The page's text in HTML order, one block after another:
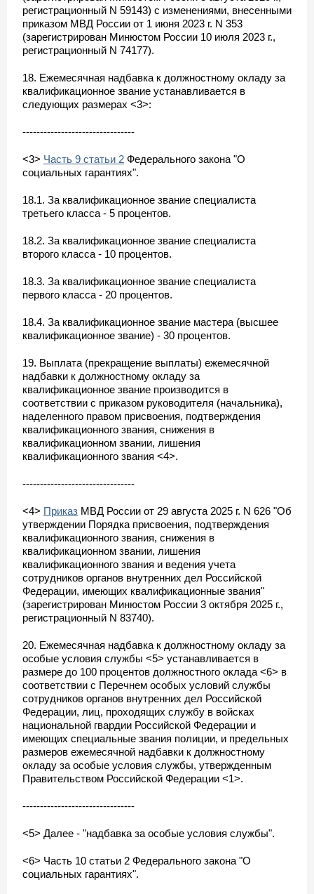
регистрационный N 59143) с изменениями, внесенными
приказом МВД России от 1 июня 2023 г. N 353
(зарегистрирован Минюстом России 10 июля 2023 г.,
регистрационный N 74177).
18. Ежемесячная надбавка к должностному окладу за
квалификационное звание устанавливается в
следующих размерах <3>:
--------------------------------
<3> Часть 9 статьи 2 Федерального закона "О
социальных гарантиях".
18.1. За квалификационное звание специалиста
третьего класса - 5 процентов.
18.2. За квалификационное звание специалиста
второго класса - 10 процентов.
18.3. За квалификационное звание специалиста
первого класса - 20 процентов.
18.4. За квалификационное звание мастера (высшее
квалификационное звание) - 30 процентов.
19. Выплата (прекращение выплаты) ежемесячной
надбавки к должностному окладу за
квалификационное звание производится в
соответствии с приказом руководителя (начальника),
наделенного правом присвоения, подтверждения
квалификационного звания, снижения в
квалификационном звании, лишения
квалификационного звания <4>.
--------------------------------
<4> Приказ МВД России от 29 августа 2025 г. N 626 "Об
утверждении Порядка присвоения, подтверждения
квалификационного звания, снижения в
квалификационном звании, лишения
квалификационного звания и ведения учета
сотрудников органов внутренних дел Российской
Федерации, имеющих квалификационные звания"
(зарегистрирован Минюстом России 3 октября 2025 г.,
регистрационный N 83740).
20. Ежемесячная надбавка к должностному окладу за
особые условия службы <5> устанавливается в
размере до 100 процентов должностного оклада <6> в
соответствии с Перечнем особых условий службы
сотрудников органов внутренних дел Российской
Федерации, лиц, проходящих службу в войсках
национальной гвардии Российской Федерации и
имеющих специальные звания полиции, и предельных
размеров ежемесячной надбавки к должностному
окладу за особые условия службы, утвержденным
Правительством Российской Федерации <1>.
--------------------------------
<5> Далее - "надбавка за особые условия службы".
<6> Часть 10 статьи 2 Федерального закона "О
социальных гарантиях".